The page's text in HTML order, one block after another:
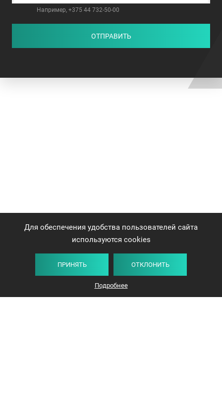
Например, +375 44 732-50-00
ОТПРАВИТЬ
Для обеспечения удобства пользователей сайта
используются cookies
ПРИНЯТЬ ОТКЛОНИТЬ
Подробнее